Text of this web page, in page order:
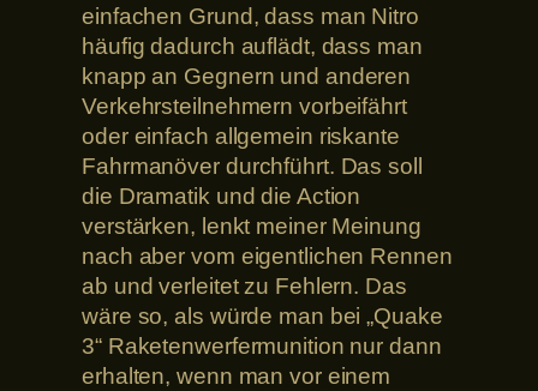
einfachen Grund, dass man Nitro
häufig dadurch auflädt, dass man
knapp an Gegnern und anderen
Verkehrsteilnehmern vorbeifährt
oder einfach allgemein riskante
Fahrmanöver durchführt. Das soll
die Dramatik und die Action
verstärken, lenkt meiner Meinung
nach aber vom eigentlichen Rennen
ab und verleitet zu Fehlern. Das
wäre so, als würde man bei „Quake
3“ Raketenwerfermunition nur dann
erhalten, wenn man vor einem